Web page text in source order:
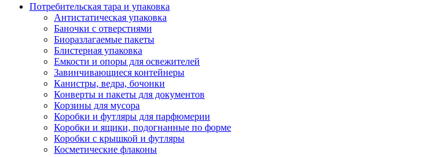
Потребительская тара и упаковка
Антистатическая упаковка
Баночки с отверстиями
Биоразлагаемые пакеты
Блистерная упаковка
Емкости и опоры для освежителей
Завинчивающиеся контейнеры
Канистры, ведра, бочонки
Конверты и пакеты для документов
Корзины для мусора
Коробки и футляры для парфюмерии
Коробки и ящики, подогнанные по форме
Коробки с крышкой и футляры
Косметические флаконы